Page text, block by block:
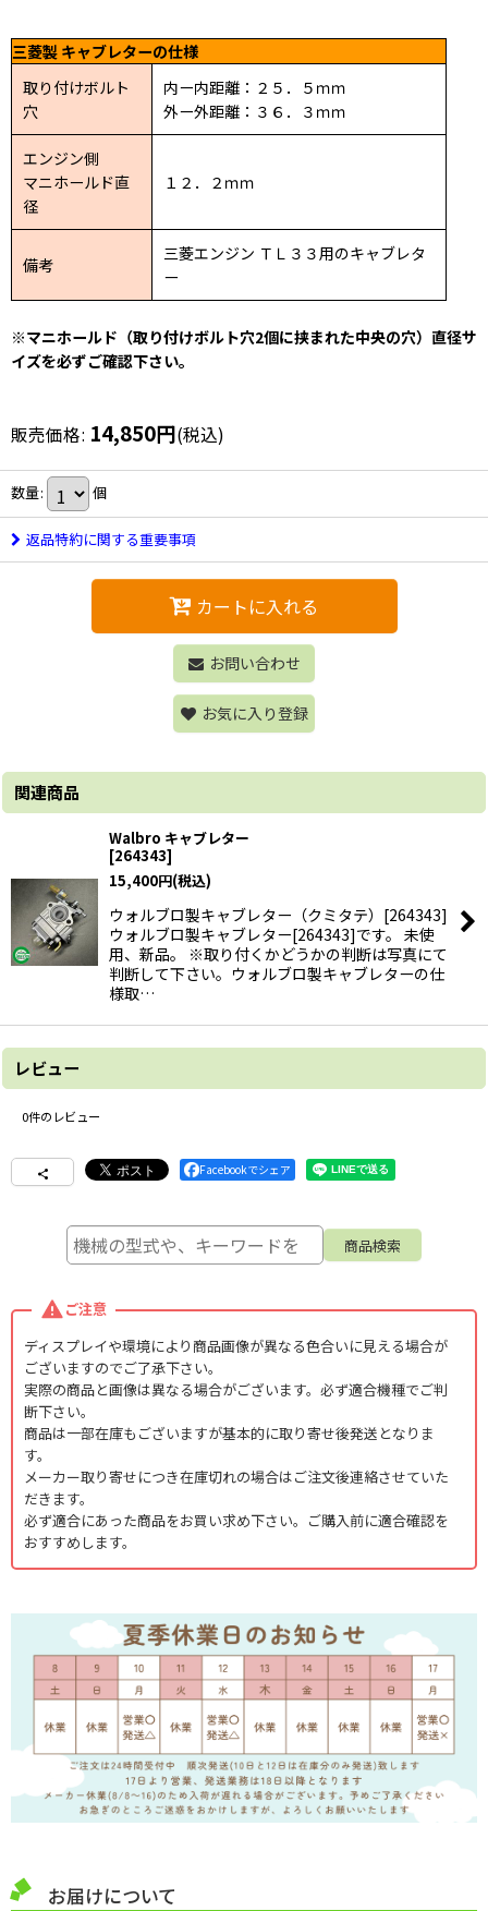
三菱製 キャブレターの仕様
取り付けボルト
穴
内ー内距離：２５．５ｍｍ
外ー外距離：３６．３ｍｍ
エンジン側
マニホールド直
径
１２．２ｍｍ
備考
三菱エンジン ＴＬ３３用のキャブレタ
ー
※マニホールド（取り付けボルト穴2個に挟まれた中央の穴）直径サ
イズを必ずご確認下さい。
販売価格: 14,850円(税込)
数量: 個
返品特約に関する重要事項
カートに入れる
お問い合わせ
お気に入り登録
関連商品
Walbro キャブレター
[264343]
15,400円(税込)
ウォルブロ製キャブレター（クミタテ）[264343]
ウォルブロ製キャブレター[264343]です。 未使
用、新品。 ※取り付くかどうかの判断は写真にて
判断して下さい。ウォルブロ製キャブレターの仕
様取…
レビュー
0件のレビュー
Facebookでシェア
ご注意
ディスプレイや環境により商品画像が異なる色合いに見える場合が
ございますのでご了承下さい。
実際の商品と画像は異なる場合がございます。必ず適合機種でご判
断下さい。
商品は一部在庫もございますが基本的に取り寄せ後発送となりま
す。
メーカー取り寄せにつき在庫切れの場合はご注文後連絡させていた
だきます。
必ず適合にあった商品をお買い求め下さい。ご購入前に適合確認を
おすすめします。
お届けについて